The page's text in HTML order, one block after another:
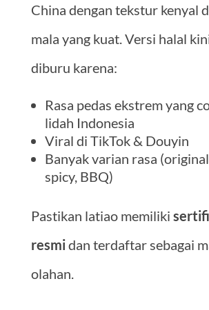
China dengan tekstur kenyal
mala yang kuat. Versi halal
diburu karena:
Rasa pedas ekstrem yang
lidah Indonesia
Viral di TikTok & Douyin
Banyak varian rasa
spicy, BBQ)
Pastikan latiao memiliki
resmidan terdaftar sebagai
olahan.